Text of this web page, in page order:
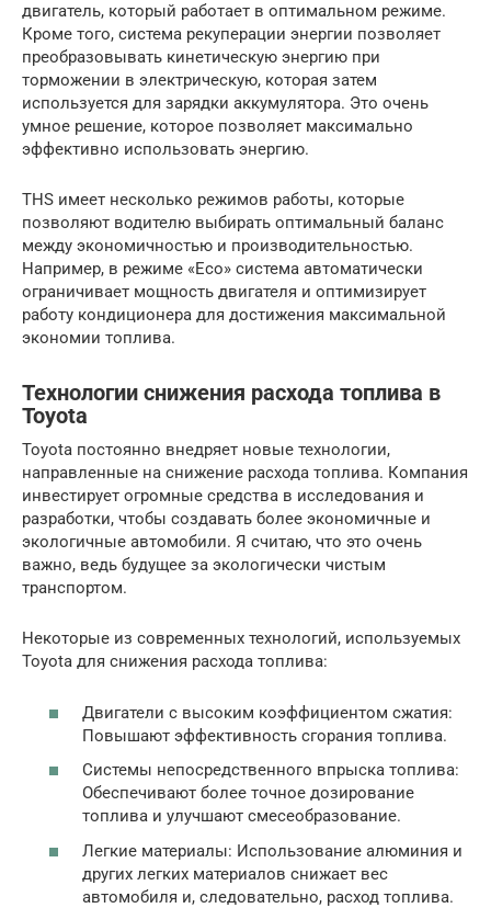
двигатель, который работает в оптимальном режиме.
Кроме того, система рекуперации энергии позволяет
преобразовывать кинетическую энергию при
торможении в электрическую, которая затем
используется для зарядки аккумулятора. Это очень
умное решение, которое позволяет максимально
эффективно использовать энергию.
THS имеет несколько режимов работы, которые
позволяют водителю выбирать оптимальный баланс
между экономичностью и производительностью.
Например, в режиме «Eco» система автоматически
ограничивает мощность двигателя и оптимизирует
работу кондиционера для достижения максимальной
экономии топлива.
Технологии снижения расхода топлива в
Toyota
Toyota постоянно внедряет новые технологии,
направленные на снижение расхода топлива. Компания
инвестирует огромные средства в исследования и
разработки, чтобы создавать более экономичные и
экологичные автомобили. Я считаю, что это очень
важно, ведь будущее за экологически чистым
транспортом.
Некоторые из современных технологий, используемых
Toyota для снижения расхода топлива:
Двигатели с высоким коэффициентом сжатия:
Повышают эффективность сгорания топлива.
Системы непосредственного впрыска топлива:
Обеспечивают более точное дозирование
топлива и улучшают смесеобразование.
Легкие материалы: Использование алюминия и
других легких материалов снижает вес
автомобиля и, следовательно, расход топлива.